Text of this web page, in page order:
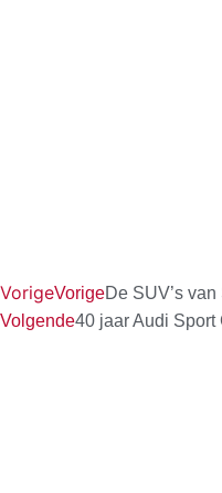
VorigeVorigeDe SUV’s
Volgende40 jaar Audi Sport